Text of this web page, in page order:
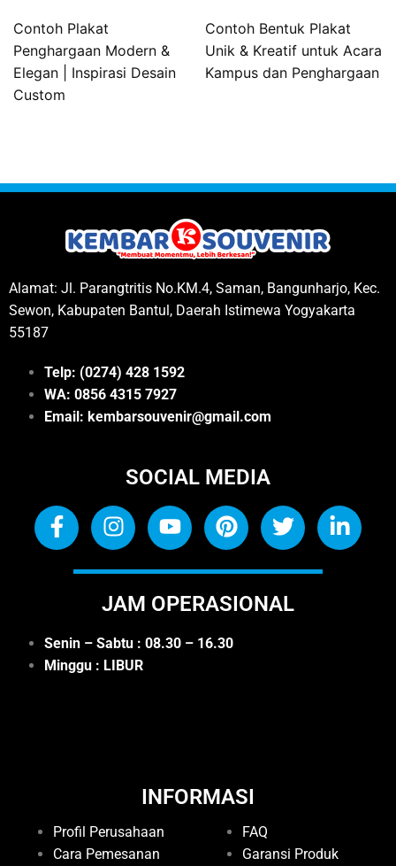
Contoh Plakat
Penghargaan Modern &
Elegan | Inspirasi Desain
Custom
Contoh Bentuk Plakat
Unik & Kreatif untuk Acara
Kampus dan Penghargaan
Alamat: Jl. Parangtritis No.KM.4, Saman, Bangunharjo, Kec.
Sewon, Kabupaten Bantul, Daerah Istimewa Yogyakarta
55187
Telp: (0274) 428 1592
WA: 0856 4315 7927
Email: kembarsouvenir@gmail.com
SOCIAL MEDIA
JAM OPERASIONAL
Senin – Sabtu : 08.30 – 16.30
Minggu : LIBUR
INFORMASI
Profil Perusahaan
Cara Pemesanan
FAQ
Garansi Produk